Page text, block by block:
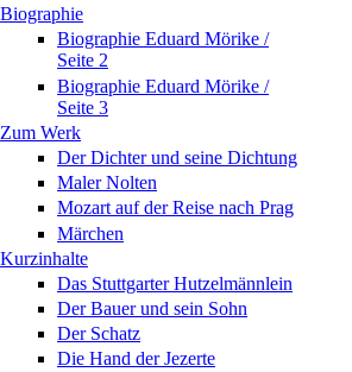
Biographie
Biographie Eduard Mörike /
Seite 2
Biographie Eduard Mörike /
Seite 3
Zum Werk
Der Dichter und seine Dichtung
Maler Nolten
Mozart auf der Reise nach Prag
Märchen
Kurzinhalte
Das Stuttgarter Hutzelmännlein
Der Bauer und sein Sohn
Der Schatz
Die Hand der Jezerte